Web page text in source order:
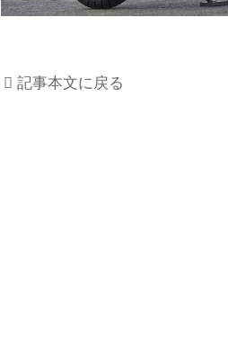
記事本文に戻る